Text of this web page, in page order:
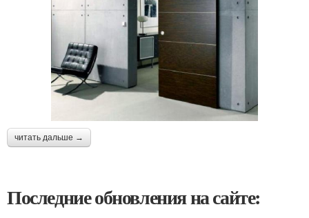
читать дальше →
Последние обновления на сайте: